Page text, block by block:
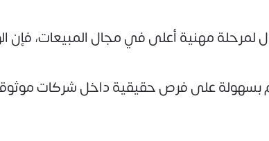
لمرحلة مهنية أعلى في مجال المبيعات، فإن
بسهولة على فرص حقيقية داخل شركات